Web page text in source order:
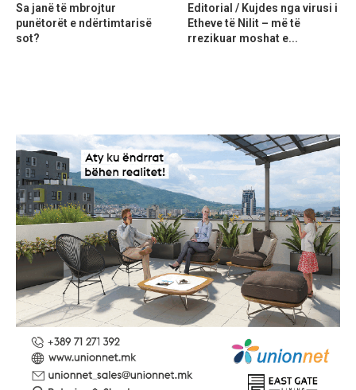
Sa janë të mbrojtur
punëtorët e ndërtimtarisë
sot?
Editorial / Kujdes nga virusi i
Etheve të Nilit – më të
rrezikuar moshat e...